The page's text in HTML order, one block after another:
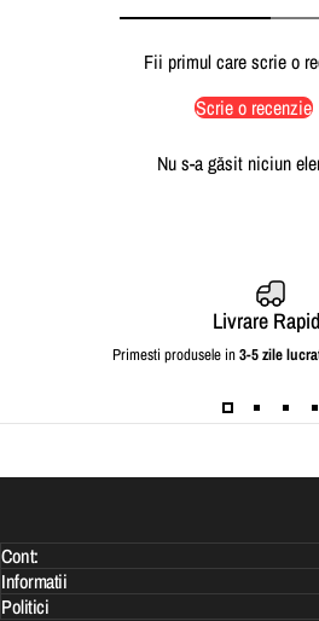
Fii primul care scrie o
Scrie o recenzie
Nu s-a găsit niciun
Livrare
Primesti produsele in3-5 zile
Cont:
Informatii
Politici